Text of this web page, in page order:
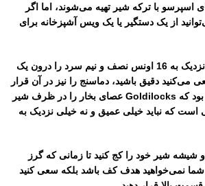
اسپرسو با ترکه شیر تهیه می‌شوند، اما اگر
از یک دستگیر یا یک ویس آشپزخانه برای
اگر عصای بخارپز دارید، نزدیک به 16 اونس نصف و نیم سرد را درون یک
می‌کنید دقیق باشید، دماسنج را نیز در آن قرار
دهید. شما مجبور خواهید بود که Goldilocks عصای بخار را در ظرف شیر
است که نباید خیلی عمیق و نه خیلی نزدیک به
شیشه شیر خود را کج کنید تا زمانی که گرز
نمی‌خواهید هدف کف باشد بلکه سعی کنید